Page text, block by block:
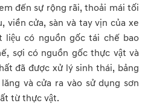
đến sự rộng rãi, thoải mái tối
viền cửa, sàn và tay vịn của xe
liệu có nguồn gốc tái chế bao
sợi có nguồn gốc thực vật và
đã được xử lý sinh thái, bảng
và cửa ra vào sử dụng sơn
từ thực vật.